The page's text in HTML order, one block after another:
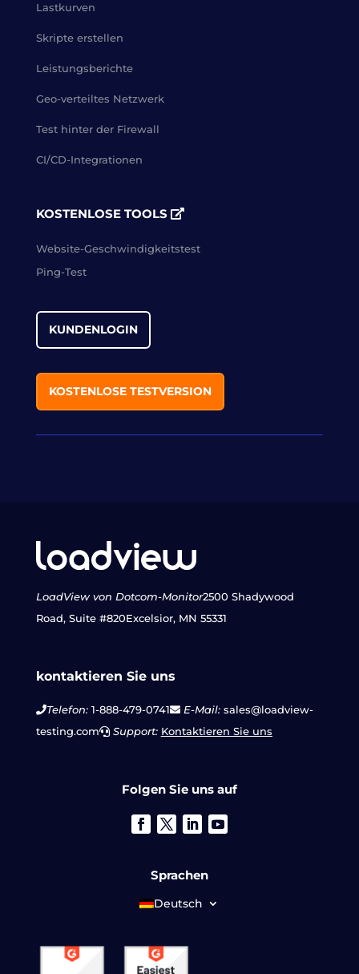
Lastkurven
Skripte erstellen
Leistungsberichte
Geo-verteiltes Netzwerk
Test hinter der Firewall
CI/CD-Integrationen
KOSTENLOSE TOOLS
Website-Geschwindigkeitstest
Ping-Test
KUNDENLOGIN
KOSTENLOSE TESTVERSION
LoadView von Dotcom-Monitor2500 Shadywood
Road, Suite #820Excelsior, MN 55331
kontaktieren Sie uns
Telefon:1-888-479-0741 E-Mail:sales@loadview-
testing.com
Support: Kontaktieren Sie uns
Folgen Sie uns auf
Sprachen
Deutsch